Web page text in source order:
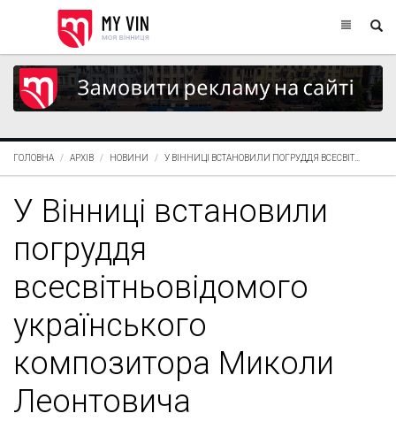
ГОЛОВНА АРХІВ НОВИНИ У ВІННИЦІ ВСТАНОВИЛИ ПОГРУДДЯ ВСЕСВІТ...
У Вінниці встановили
погруддя
всесвітньовідомого
українського
композитора Миколи
Леонтовича